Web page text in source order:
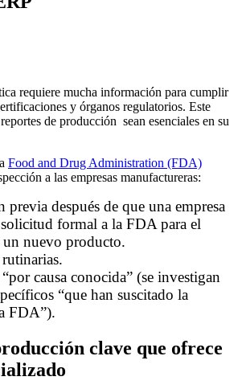
requiere mucha información para cumplir
y órganos regulatorios. Este
de producción sean esenciales en su
Food and Drug Administration (FDA)
a las empresas manufactureras:
previa después de que una empresa
solicitud formal a la FDA para el
un nuevo producto.
causa conocida” (se investigan
“que han suscitado la
FDA”).
clave que ofrece